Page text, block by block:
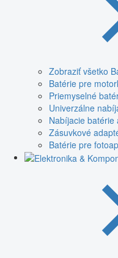
Zobraziť všetko
Batérie pre
Priemyselné
Univerzálne
Nabíjacie batérie
Zásuvkové
Batérie pre